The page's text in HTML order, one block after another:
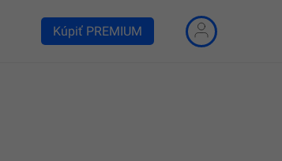
Kúpiť PREMIUM